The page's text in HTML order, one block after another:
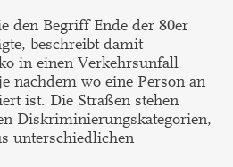
den Begriff Ende der 80er
beschreibt damit
in einen Verkehrsunfall
nachdem wo eine Person an
ist. Die Straßen stehen
Diskriminierungskategorien,
unterschiedlichen